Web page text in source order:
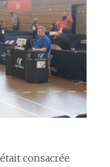
consacrée